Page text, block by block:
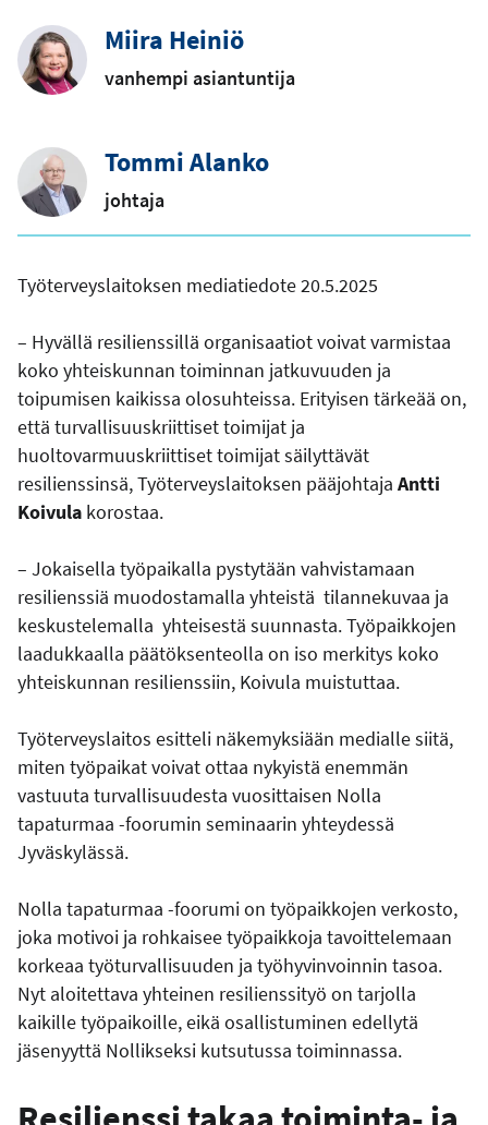
Miira Heiniö
vanhempi asiantuntija
Tommi Alanko
johtaja
Työterveyslaitoksen mediatiedote 20.5.2025
– Hyvällä resilienssillä organisaatiot voivat varmistaa
koko yhteiskunnan toiminnan jatkuvuuden ja
toipumisen kaikissa olosuhteissa. Erityisen tärkeää on,
että turvallisuuskriittiset toimijat ja
huoltovarmuuskriittiset toimijat säilyttävät
resilienssinsä, Työterveyslaitoksen pääjohtaja Antti
Koivula korostaa.
– Jokaisella työpaikalla pystytään vahvistamaan
resilienssiä muodostamalla yhteistä tilannekuvaa ja
keskustelemalla yhteisestä suunnasta. Työpaikkojen
laadukkaalla päätöksenteolla on iso merkitys koko
yhteiskunnan resilienssiin, Koivula muistuttaa.
Työterveyslaitos esitteli näkemyksiään medialle siitä,
miten työpaikat voivat ottaa nykyistä enemmän
vastuuta turvallisuudesta vuosittaisen Nolla
tapaturmaa -foorumin seminaarin yhteydessä
Jyväskylässä.
Nolla tapaturmaa -foorumi on työpaikkojen verkosto,
joka motivoi ja rohkaisee työpaikkoja tavoittelemaan
korkeaa työturvallisuuden ja työhyvinvoinnin tasoa.
Nyt aloitettava yhteinen resilienssityö on tarjolla
kaikille työpaikoille, eikä osallistuminen edellytä
jäsenyyttä Nollikseksi kutsutussa toiminnassa.